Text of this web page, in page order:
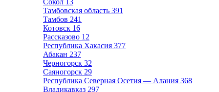
Сокол 13
Тамбовская область 391
Тамбов 241
Котовск 16
Рассказово 12
Республика Хакасия 377
Абакан 237
Черногорск 32
Саяногорск 29
Республика Северная Осетия — Алания 368
Владикавказ 297